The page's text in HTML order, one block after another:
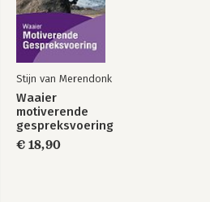
Stijn van Merendonk
Waaier
motiverende
gespreksvoering
€ 18,90